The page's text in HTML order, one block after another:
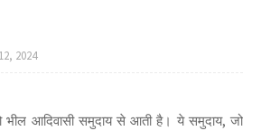
2024
भील आदिवासी समुदाय से आती है। ये समुदाय, जो